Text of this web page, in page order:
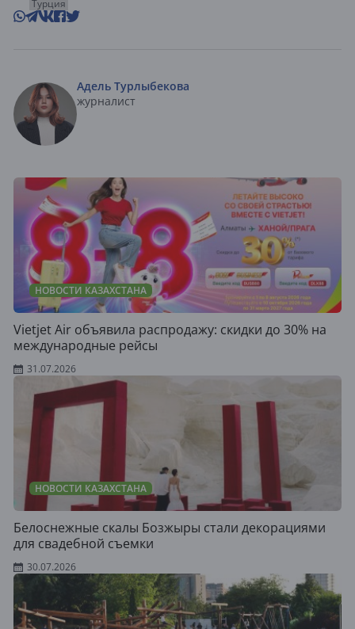
Турция
Адель Турлыбекова
журналист
НОВОСТИ КАЗАХСТАНА
Vietjet Air объявила распродажу: скидки до 30% на
международные рейсы
31.07.2026
НОВОСТИ КАЗАХСТАНА
Белоснежные скалы Бозжыры стали декорациями
для свадебной съемки
30.07.2026